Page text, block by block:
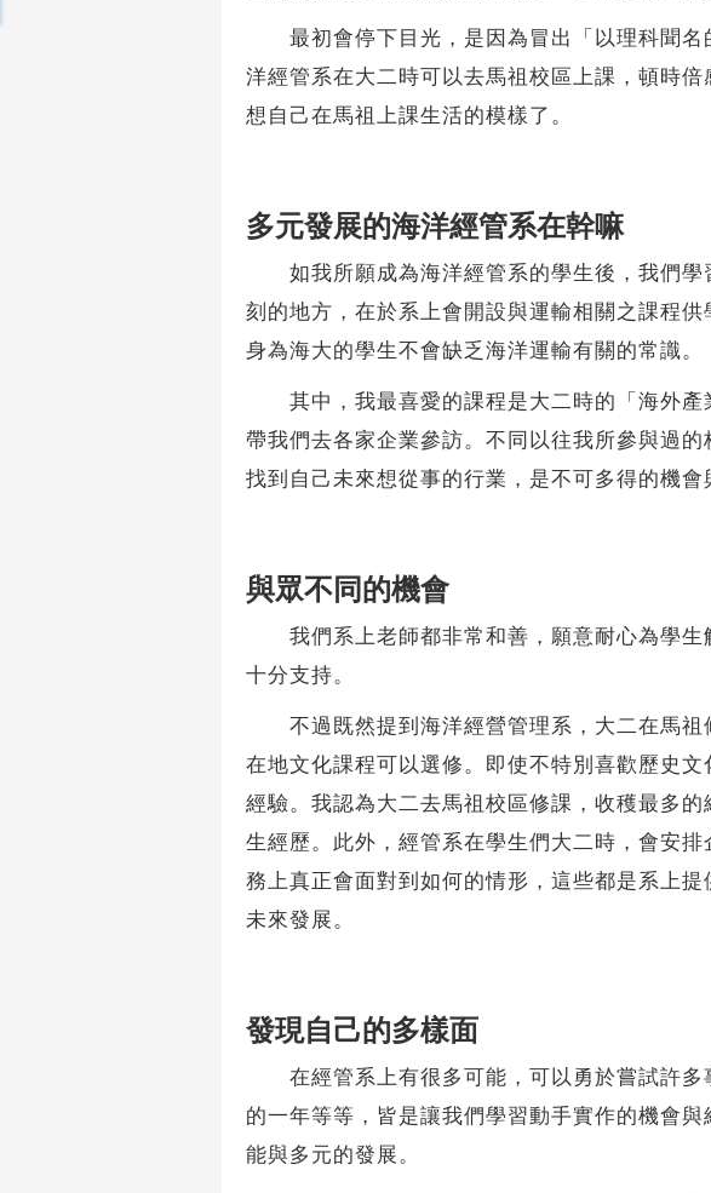
最初會停下目光，是因為冒出「以理科聞名
洋經管系在大二時可以去馬祖校區上課，頓時
想自己在馬祖上課生活的模樣了。
多元發展的海洋經管系在幹嘛
如我所願成為海洋經管系的學生後，我們學
刻的地方，在於系上會開設與運輸相關之課程
身為海大的學生不會缺乏海洋運輸有關的常識。
其中，我最喜愛的課程是大二時的「海外產
帶我們去各家企業參訪。不同以往我所參與過
找到自己未來想從事的行業，是不可多得的機
與眾不同的機會
我們系上老師都非常和善，願意耐心為學生
十分支持。
不過既然提到海洋經營管理系，大二在馬祖
在地文化課程可以選修。即使不特別喜歡歷史
經驗。我認為大二去馬祖校區修課，收穫最多
生經歷。此外，經管系在學生們大二時，會安
務上真正會面對到如何的情形，這些都是系上
未來發展。
發現自己的多樣面
在經管系上有很多可能，可以勇於嘗試許多
的一年等等，皆是讓我們學習動手實作的機會
能與多元的發展。